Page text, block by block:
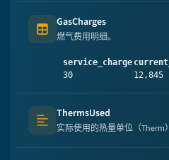
Table (list of items)
GasCharges
燃气费用明细。
service_charge
30
12,845
Text (multi-lines)
ThermsUsed
实际使用的热量单位（Therm